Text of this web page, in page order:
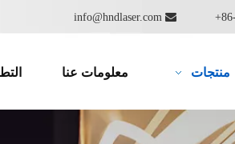

info@hndlaser.com
منتجات معلومات عنا